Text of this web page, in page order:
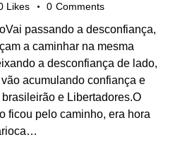
Likes 0 Comments
passando a desconfiança,
a caminhar na mesma
a desconfiança de lado,
acumulando confiança e
e Libertadores.O
ficou pelo caminho, era hora